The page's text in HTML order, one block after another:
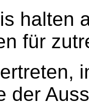
halten
für
der